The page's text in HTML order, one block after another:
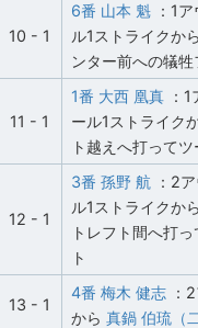
10 - 1
6番 山本 魁 ：1
ル1ストライクか
ンター前への犠牲
11 - 1
1番 大西 凰真 ：
ール1ストライク
ト越えへ打って
12 - 1
3番 孫野 航 ：2
ル1ストライクか
トレフト間へ打
ト
13 - 1
4番 梅木 健志 ：
から 真鍋 伯琉（二